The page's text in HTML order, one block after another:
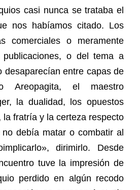
casi nunca se trataba el
nos habíamos citado. Los
comerciales o meramente
publicaciones, o del tema a
desaparecían entre capas de
Areopagita, el maestro
la dualidad, los opuestos
la fratría y la certeza respecto
debía matar o combatir al
dirimirlo. Desde
tuve la impresión de
perdido en algún recodo